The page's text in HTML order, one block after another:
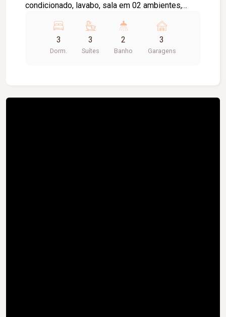
condicionado, lavabo, sala em 02 ambientes,
despensa, lavanderia, varanda gourmet com
churrasqueira, piscina aquecida com hidro,
banheiro externo, 03 vagas de garagem.
3
Dorm.
3
Suítes
2
Banho
3
Garagens